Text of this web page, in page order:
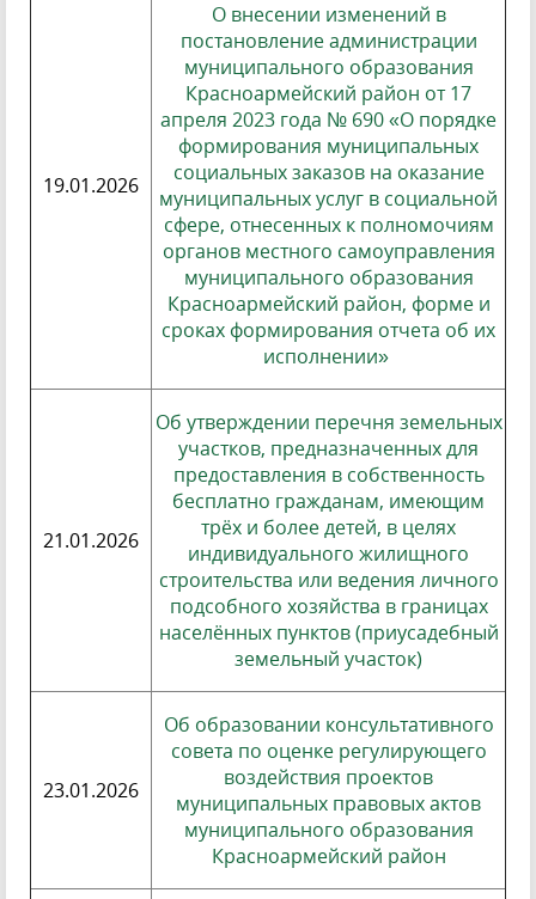
19.01.2026
О внесении изменений в
постановление администрации
муниципального образования
Красноармейский район от 17
апреля 2023 года № 690 «О порядке
формирования муниципальных
социальных заказов на оказание
муниципальных услуг в социальной
сфере, отнесенных к полномочиям
органов местного самоуправления
муниципального образования
Красноармейский район, форме и
сроках формирования отчета об их
исполнении»
21.01.2026
Об утверждении перечня земельных
участков, предназначенных для
предоставления в собственность
бесплатно гражданам, имеющим
трёх и более детей, в целях
индивидуального жилищного
строительства или ведения личного
подсобного хозяйства в границах
населённых пунктов (приусадебный
земельный участок)
23.01.2026
Об образовании консультативного
совета по оценке регулирующего
воздействия проектов
муниципальных правовых актов
муниципального образования
Красноармейский район